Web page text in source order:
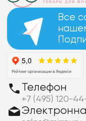
Все
Телефон
+7 (495) 120-